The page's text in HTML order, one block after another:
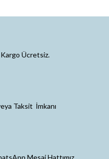
Ücretsiz.
Taksit İmkanı
Mesaj Hattımız